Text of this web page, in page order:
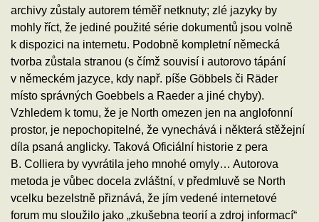
archivy zůstaly autorem téměř netknuty; zlé jazyky by
mohly říct, že jediné použité série dokumentů jsou volně
k dispozici na internetu. Podobně kompletní německá
tvorba zůstala stranou (s čímž souvisí i autorovo tápání
v německém jazyce, kdy např. píše Göbbels či Räder
místo správných Goebbels a Raeder a jiné chyby).
Vzhledem k tomu, že je North omezen jen na anglofonní
prostor, je nepochopitelné, že vynechává i některá stěžejní
díla psaná anglicky. Taková Oficiální historie z pera
B. Colliera by vyvrátila jeho mnohé omyly… Autorova
metoda je vůbec docela zvláštní, v předmluvě se North
vcelku bezelstně přiznává, že jím vedené internetové
forum mu sloužilo jako „zkušebna teorií a zdroj informací“